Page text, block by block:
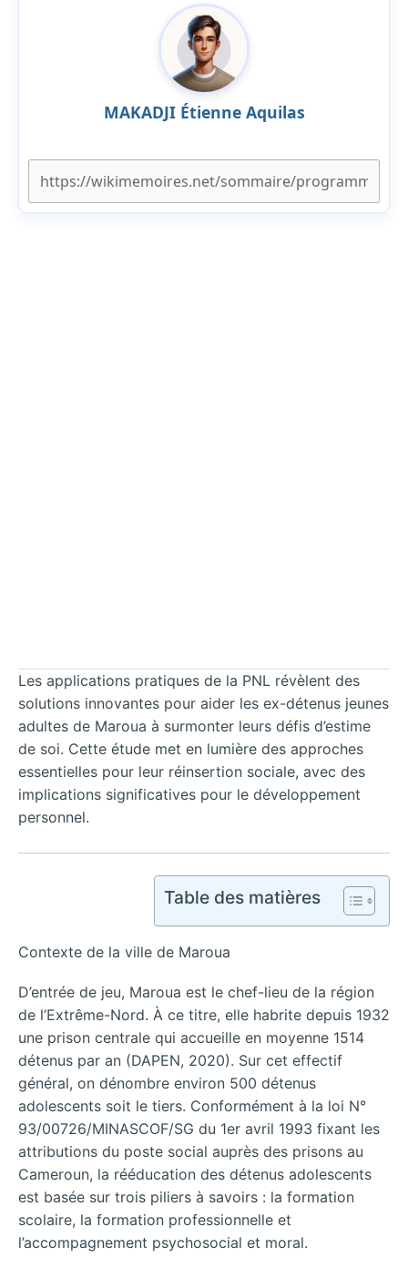
MAKADJI Étienne Aquilas
Les applications pratiques de la PNL révèlent des
solutions innovantes pour aider les ex-détenus jeunes
adultes de Maroua à surmonter leurs défis d’estime
de soi. Cette étude met en lumière des approches
essentielles pour leur réinsertion sociale, avec des
implications significatives pour le développement
personnel.
Table des matières
Contexte de la ville de Maroua
D’entrée de jeu, Maroua est le chef-lieu de la région
de l’Extrême-Nord. À ce titre, elle habrite depuis 1932
une prison centrale qui accueille en moyenne 1514
détenus par an (DAPEN, 2020). Sur cet effectif
général, on dénombre environ 500 détenus
adolescents soit le tiers. Conformément à la loi N°
93/00726/MINASCOF/SG du 1er avril 1993 fixant les
attributions du poste social auprès des prisons au
Cameroun, la rééducation des détenus adolescents
est basée sur trois piliers à savoirs : la formation
scolaire, la formation professionnelle et
l’accompagnement psychosocial et moral.